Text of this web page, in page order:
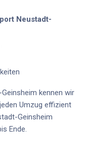
Neustadt-
kennen wir
Umzug effizient
Geinsheim
Ende.